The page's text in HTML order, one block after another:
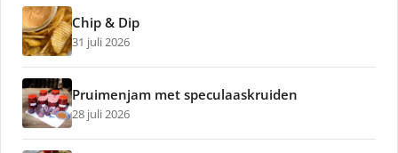
Chip & Dip
31 juli 2026
Pruimenjam met speculaaskruiden
28 juli 2026